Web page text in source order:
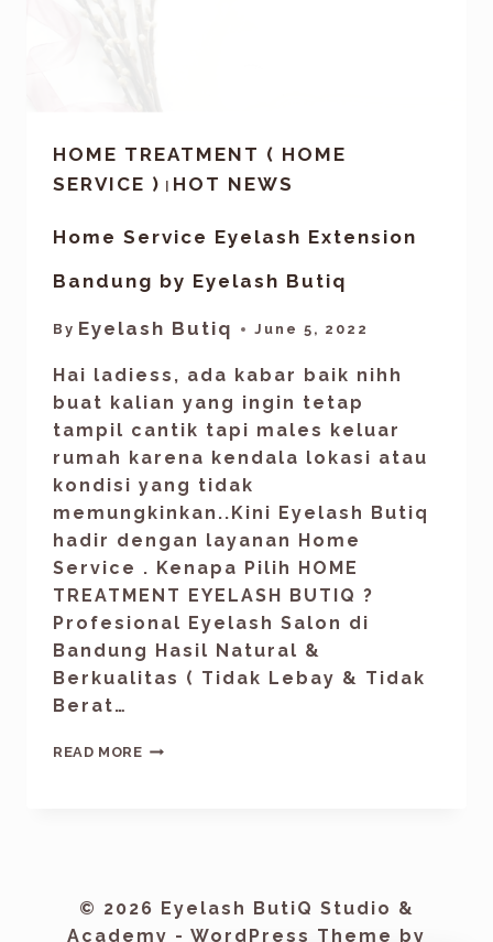
HOME TREATMENT ( HOME
SERVICE )
HOT NEWS
Home Service Eyelash Extension
Bandung by Eyelash Butiq
By Eyelash Butiq June 5, 2022
Hai ladiess, ada kabar baik nihh
buat kalian yang ingin tetap
tampil cantik tapi males keluar
rumah karena kendala lokasi atau
kondisi yang tidak
memungkinkan..Kini Eyelash Butiq
hadir dengan layanan Home
Service . Kenapa Pilih HOME
TREATMENT EYELASH BUTIQ ?
Profesional Eyelash Salon di
Bandung Hasil Natural &
Berkualitas ( Tidak Lebay & Tidak
Berat…
READ MORE
© 2026 Eyelash ButiQ Studio &
Academy - WordPress Theme by